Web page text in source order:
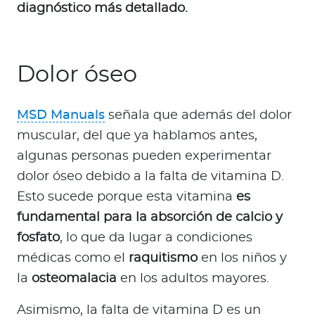
diagnóstico más detallado.
Dolor óseo
MSD Manuals señala que además del dolor
muscular, del que ya hablamos antes,
algunas personas pueden experimentar
dolor óseo debido a la falta de vitamina D.
Esto sucede porque esta vitamina es
fundamental para la absorción de calcio y
fosfato, lo que da lugar a condiciones
médicas como el raquitismoen los niños y
la osteomalacia en los adultos mayores.
Asimismo, la falta de vitamina D es un